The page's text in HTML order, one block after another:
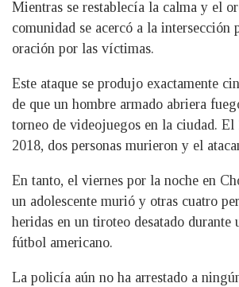
Mientras se restablecía la calma y el
comunidad se acercó a la intersección
oración por las víctimas.
Este ataque se produjo exactamente
de que un hombre armado abriera
torneo de videojuegos en la ciudad. El
2018, dos personas murieron y el
En tanto, el viernes por la noche en
un adolescente murió y otras cuatro
heridas en un tiroteo desatado durante
fútbol americano.
La policía aún no ha arrestado a